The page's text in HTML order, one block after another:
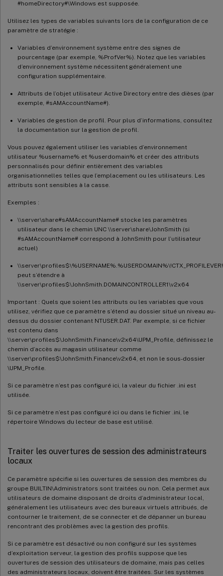
#homeDirectory#\Windows est supposée.
Utilisez les types de variables suivants lors de la configuration de ce
paramètre de stratégie :
Variables d’environnement système entre des signes de
pourcentage (par exemple, %ProfVer%). Notez que les variables
d’environnement système nécessitent généralement une
configuration supplémentaire.
Attributs de l’objet utilisateur Active Directory entre des dièses (par
exemple, #sAMAccountName#).
Variables de gestion de profil. Pour plus d’informations, consultez
la documentation sur la gestion de profil.
Vous pouvez également utiliser les variables d’environnement
utilisateur %username% et %userdomain% et créer des attributs
personnalisés pour définir entièrement des variables
organisationnelles telles que l’emplacement ou les utilisateurs. Les
attributs sont sensibles à la casse.
Exemples :
\\server\share#sAMAccountName# stocke les paramètres
utilisateur dans le chemin UNC \\server\share\JohnSmith (si
#sAMAccountName# correspond à JohnSmith pour l’utilisateur
actuel)
peut s’étendre à
\\server\profiles$\JohnSmith.DOMAINCONTROLLER1\v2x64
Important : Quels que soient les attributs ou les variables que vous
utilisez, vérifiez que ce paramètre s’étend au dossier situé un niveau au-
dessus du dossier contenant NTUSER.DAT. Par exemple, si ce fichier
est contenu dans
\\server\profiles$\JohnSmith.Finance\v2x64\UPM_Profile, définissez le
chemin d’accès au magasin utilisateur comme
\\server\profiles$\JohnSmith.Finance\v2x64, et non le sous-dossier
\UPM_Profile.
Si ce paramètre n’est pas configuré ici, la valeur du fichier .ini est
utilisée.
Si ce paramètre n’est pas configuré ici ou dans le fichier .ini, le
répertoire Windows du lecteur de base est utilisé.
Traiter les ouvertures de session des administrateurs
locaux
Ce paramètre spécifie si les ouvertures de session des membres du
groupe BUILTIN\Administrators sont traitées ou non. Cela permet aux
utilisateurs de domaine disposant de droits d’administrateur local,
généralement les utilisateurs avec des bureaux virtuels attribués, de
contourner le traitement, de se connecter et de dépanner un bureau
rencontrant des problèmes avec la gestion des profils.
Si ce paramètre est désactivé ou non configuré sur les systèmes
d’exploitation serveur, la gestion des profils suppose que les
ouvertures de session des utilisateurs de domaine, mais pas celles
des administrateurs locaux, doivent être traitées. Sur les systèmes